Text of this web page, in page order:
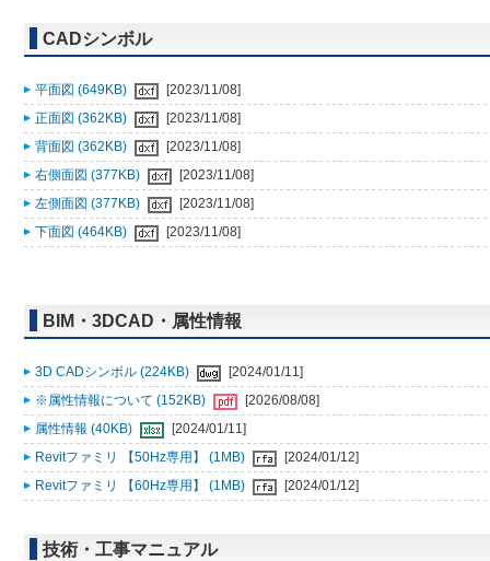
CADシンボル
平面図 (649KB)
[2023/11/08]
正面図 (362KB)
[2023/11/08]
背面図 (362KB)
[2023/11/08]
右側面図 (377KB)
[2023/11/08]
左側面図 (377KB)
[2023/11/08]
下面図 (464KB)
[2023/11/08]
BIM・3DCAD・属性情報
3D CADシンボル (224KB)
[2024/01/11]
※属性情報について (152KB)
[2026/08/08]
属性情報 (40KB)
[2024/01/11]
Revitファミリ 【50Hz専用】 (1MB)
[2024/01/12]
Revitファミリ 【60Hz専用】 (1MB)
[2024/01/12]
技術・工事マニュアル